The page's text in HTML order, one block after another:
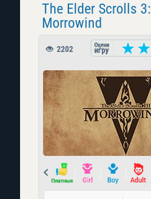
The Elder Scrolls 3:
Morrowind
2202
Prev